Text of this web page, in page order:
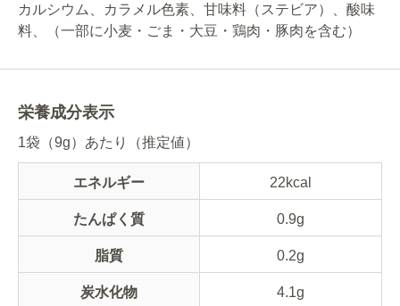
カルシウム、カラメル色素、甘味料（ステビア）、酸味
料、（一部に小麦・ごま・大豆・鶏肉・豚肉を含む）
栄養成分表示
1袋（9g）あたり（推定値）
エネルギー 22kcal
たんぱく質 0.9g
脂質 0.2g
炭水化物 4.1g